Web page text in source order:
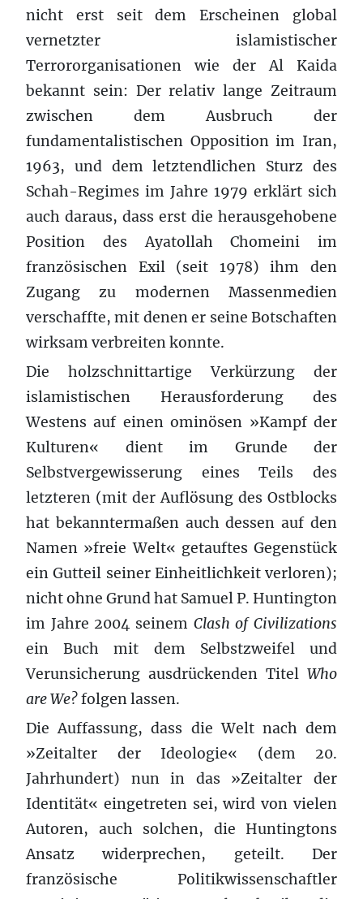
nicht erst seit dem Erscheinen global
vernetzter islamistischer
Terrororganisationen wie der Al Kaida
bekannt sein: Der relativ lange Zeitraum
zwischen dem Ausbruch der
fundamentalistischen Opposition im Iran,
1963, und dem letztendlichen Sturz des
Schah-Regimes im Jahre 1979 erklärt sich
auch daraus, dass erst die herausgehobene
Position des Ayatollah Chomeini im
französischen Exil (seit 1978) ihm den
Zugang zu modernen Massenmedien
verschaffte, mit denen er seine Botschaften
wirksam verbreiten konnte.
Die holzschnittartige Verkürzung der
islamistischen Herausforderung des
Westens auf einen ominösen »Kampf der
Kulturen« dient im Grunde der
Selbstvergewisserung eines Teils des
letzteren (mit der Auflösung des Ostblocks
hat bekanntermaßen auch dessen auf den
Namen »freie Welt« getauftes Gegenstück
ein Gutteil seiner Einheitlichkeit verloren);
nicht ohne Grund hat Samuel P. Huntington
im Jahre 2004 seinem Clash of Civilizations
ein Buch mit dem Selbstzweifel und
Verunsicherung ausdrückenden Titel Who
are We?folgen lassen.
Die Auffassung, dass die Welt nach dem
»Zeitalter der Ideologie« (dem 20.
Jahrhundert) nun in das »Zeitalter der
Identität« eingetreten sei, wird von vielen
Autoren, auch solchen, die Huntingtons
Ansatz widerprechen, geteilt. Der
französische Politikwissenschaftler